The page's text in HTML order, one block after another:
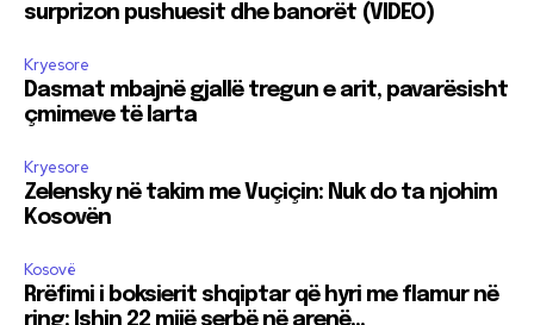
surprizon pushuesit dhe banorët (VIDEO)
Kryesore
Dasmat mbajnë gjallë tregun e arit, pavarësisht
çmimeve të larta
Kryesore
Zelensky në takim me Vuçiçin: Nuk do ta njohim
Kosovën
Kosovë
Rrëfimi i boksierit shqiptar që hyri me flamur në
ring: Ishin 22 mijë serbë në arenë…